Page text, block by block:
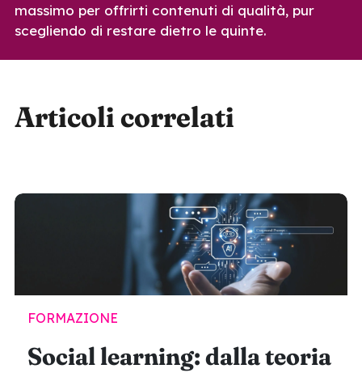
massimo per offrirti contenuti di qualità, pur
scegliendo di restare dietro le quinte.
Articoli correlati
FORMAZIONE
Social learning: dalla teoria